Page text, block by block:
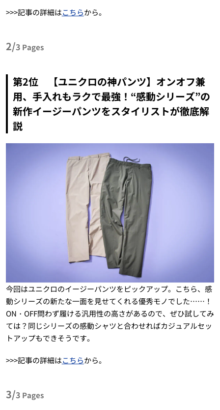
>>>記事の詳細はこちらから。
2/3 Pages
第2位 【ユニクロの神パンツ】オンオフ兼
用、手入れもラクで最強！“感動シリーズ”の
新作イージーパンツをスタイリストが徹底解
説
今回はユニクロのイージーパンツをピックアップ。こちら、感
動シリーズの新たな一面を見せてくれる優秀モノでした……！
ON・OFF問わず履ける汎用性の高さがあるので、ぜひ試してみ
ては？同じシリーズの感動シャツと合わせればカジュアルセッ
トアップもできそうです。
>>>記事の詳細はこちらから。
3/3 Pages